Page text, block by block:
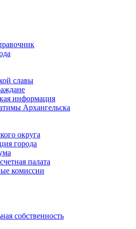
славы
информация
Архангельска
округа
города
палата
комиссии
собственность